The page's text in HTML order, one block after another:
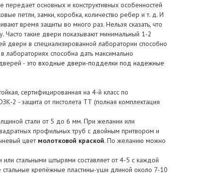
передает основных и конструктивных особенностей
петли, замки, коробка, количество ребер и т. д. И
время защиты во много раз. Нельзя сказать, что
Часто такие двери показывают минимальный 1-2
двери в специализированной лаборатории способно
лабораториях способна дать максимально
- это входные двери-подделки под надежные
сертифицированная на 4-й класс по
2 - защита от пистолета ТТ (полная комплектация
стали от 5 до 6 мм. При желании или
профильных труб с двойным притвором и
цвет молотковой краской. По желанию можно
стальными штырями составляет от 4-5 с каждой
крепёжные пластины-уши длиной около 7-10